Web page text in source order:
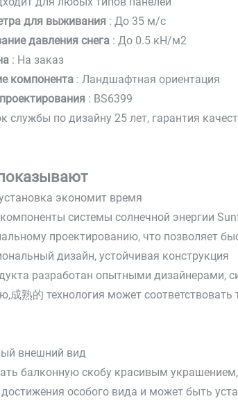
для выживания : До 35 м/с
давления снега : До 0.5 кН/м2
: На заказ
компонента : Ландшафтная ориентация
: BS6399
службы по дизайну 25 лет, гарантия
экономит время
системы солнечной энергии
проектированию, что позволяет
дизайн, устойчивая конструкция
разработан опытными дизайнерами,
成熟的 технология может
внешний вид
балконную скобу красивым
особого вида и может быть